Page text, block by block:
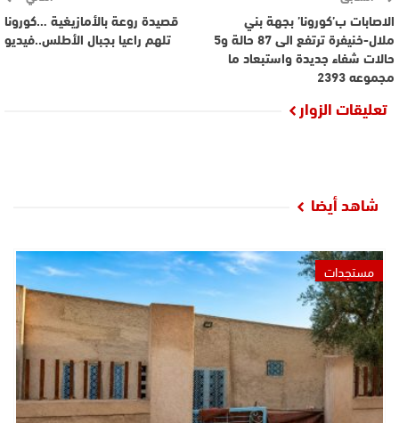
الاصابات ب’كورونا’ بجهة بني
ملال-خنيفرة ترتفع الى 87 حالة و5
حالات شفاء جديدة واستبعاد ما
مجموعه 2393
قصيدة روعة بالأمازيغية …كورونا
تلهم راعيا بجبال الأطلس..فيديو
تعليقات الزوار
شاهد أيضا
مستجدات